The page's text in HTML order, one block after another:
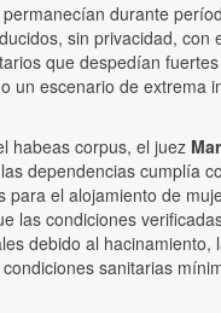
durante
sin privacidad, con
que despedían
un escenario de extrema
habeas corpus, el juez
dependencias cumplía
para el alojamiento de
las condiciones
debido al hacinamiento,
sanitarias